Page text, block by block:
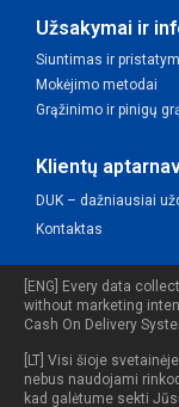
Užsakymai ir
Siuntimas ir
Mokėjimo metodai
Grąžinimo ir pinigų
Klientų
DUK – dažniausiai
Kontaktas
[ENG] Every data
without marketing
Cash On Delivery
[LT] Visi šioje
nebus naudojami
kad galėtume sekti